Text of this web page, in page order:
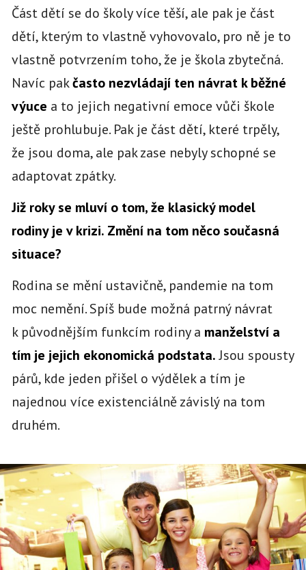
Část dětí se do školy více těší, ale pak je část
dětí, kterým to vlastně vyhovovalo, pro ně je to
vlastně potvrzením toho, že je škola zbytečná.
Navíc pakčasto nezvládají ten návrat k běžné
výuce a to jejich negativní emoce vůči škole
ještě prohlubuje. Pak je část dětí, které trpěly,
že jsou doma, ale pak zase nebyly schopné se
adaptovat zpátky.
Již roky se mluví o tom, že klasický model
rodiny je v krizi. Změní na tom něco současná
situace?
Rodina se mění ustavičně, pandemie na tom
moc nemění. Spíš bude možná patrný návrat
k původnějším funkcím rodiny a manželství a
tím je jejich ekonomická podstata.Jsou spousty
párů, kde jeden přišel o výdělek a tím je
najednou více existenciálně závislý na tom
druhém.